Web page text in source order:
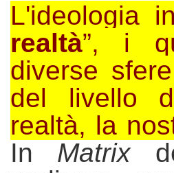
L'ideologia
realtà”, i
diverse
del livello
realtà, la
In Matrix